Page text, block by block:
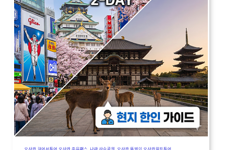
오사카 걸어서투어,오사카 주유패스 ,나라 사슴공원, 오사카 뚜벅이,오사카워킹투어